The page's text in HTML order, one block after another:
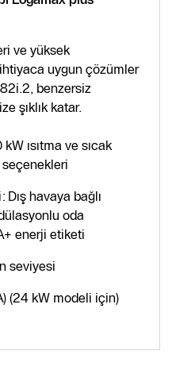
ve yüksek
uygun çözümler
benzersiz
şıklık katar.
ısıtma ve sıcak
havaya bağlı
oda
enerji etiketi
seviyesi
(24 kW modeli için)